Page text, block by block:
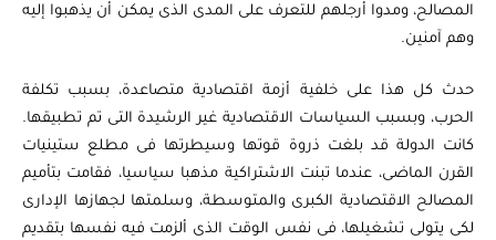
المصالح، ومدوا أرجلهم للتعرف على المدى الذى يمكن أن يذهبوا إليه
وهم آمنين.
حدث كل هذا على خلفية أزمة اقتصادية متصاعدة، بسبب تكلفة
الحرب، وبسبب السياسات الاقتصادية غير الرشيدة التى تم تطبيقها.
كانت الدولة قد بلغت ذروة قوتها وسيطرتها فى مطلع ستينيات
القرن الماضى، عندما تبنت الاشتراكية مذهبا سياسيا، فقامت بتأميم
المصالح الاقتصادية الكبرى والمتوسطة، وسلمتها لجهازها الإدارى
لكى يتولى تشغيلها، فى نفس الوقت الذى ألزمت فيه نفسها بتقديم